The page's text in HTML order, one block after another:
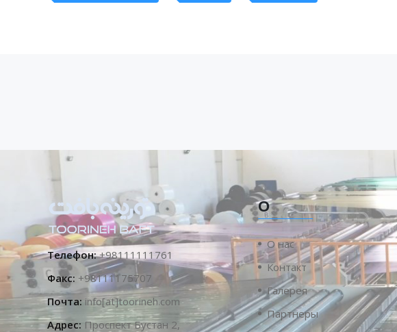
Телефон: +98111111761
Факс: +98111175707
Почта: info[at]toorineh.com
Адрес: Проспект Бустан 2,
О
О нас
Контакт
Галерея
Партнеры